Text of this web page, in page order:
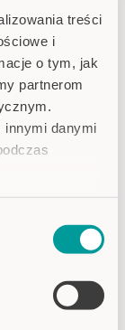
treści
i
o tym, jak
partnerom
innymi danymi